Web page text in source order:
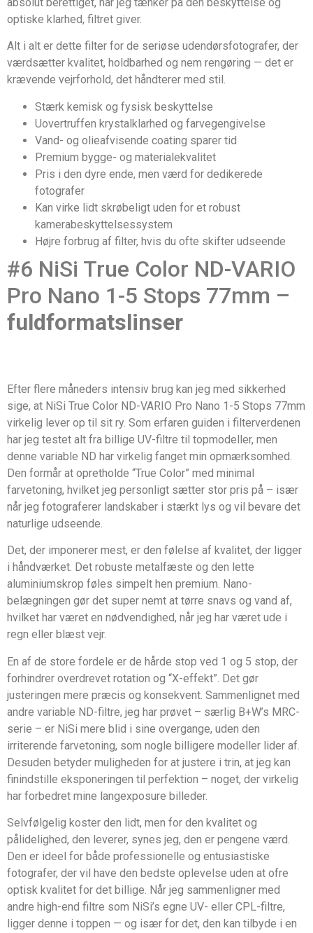
optiske klarhed, filtret giver.
Alt i alt er dette filter for de seriøse udendørsfotografer, der
værdsætter kvalitet, holdbarhed og nem rengøring — det er
krævende vejrforhold, det håndterer med stil.
Stærk kemisk og fysisk beskyttelse
Uovertruffen krystalklarhed og farvegengivelse
Vand- og olieafvisende coating sparer tid
Premium bygge- og materialekvalitet
Pris i den dyre ende, men værd for dedikerede
fotografer
Kan virke lidt skrøbeligt uden for et robust
kamerabeskyttelsessystem
Højre forbrug af filter, hvis du ofte skifter udseende
#6 NiSi True Color ND-VARIO
Pro Nano 1-5 Stops 77mm –
fuldformatslinser
Efter flere måneders intensiv brug kan jeg med sikkerhed
sige, at NiSi True Color ND-VARIO Pro Nano 1-5 Stops 77mm
virkelig lever op til sit ry. Som erfaren guiden i filterverdenen
har jeg testet alt fra billige UV-filtre til topmodeller, men
denne variable ND har virkelig fanget min opmærksomhed.
Den formår at opretholde “True Color” med minimal
farvetoning, hvilket jeg personligt sætter stor pris på – især
når jeg fotograferer landskaber i stærkt lys og vil bevare det
naturlige udseende.
Det, der imponerer mest, er den følelse af kvalitet, der ligger
i håndværket. Det robuste metalfæste og den lette
aluminiumskrop føles simpelt hen premium. Nano-
belægningen gør det super nemt at tørre snavs og vand af,
hvilket har været en nødvendighed, når jeg har været ude i
regn eller blæst vejr.
En af de store fordele er de hårde stop ved 1 og 5 stop, der
forhindrer overdrevet rotation og “X-effekt”. Det gør
justeringen mere præcis og konsekvent. Sammenlignet med
andre variable ND-filtre, jeg har prøvet – særlig B+W’s MRC-
serie – er NiSi mere blid i sine overgange, uden den
irriterende farvetoning, som nogle billigere modeller lider af.
Desuden betyder muligheden for at justere i trin, at jeg kan
finindstille eksponeringen til perfektion – noget, der virkelig
har forbedret mine langexposure billeder.
Selvfølgelig koster den lidt, men for den kvalitet og
pålidelighed, den leverer, synes jeg, den er pengene værd.
Den er ideel for både professionelle og entusiastiske
fotografer, der vil have den bedste oplevelse uden at ofre
optisk kvalitet for det billige. Når jeg sammenligner med
andre high-end filtre som NiSi’s egne UV- eller CPL-filtre,
ligger denne i toppen — og især for det, den kan tilbyde i en